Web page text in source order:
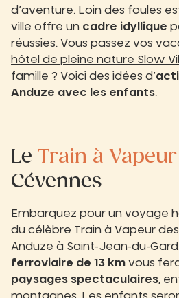
d’aventure. Loin des foules
ville offre un cadre idyllique
réussies. Vous passez vos
hôtel de pleine nature Slow
famille ? Voici des idées d’
Anduze avec les enfants.
Le Train à Vapeur
Cévennes
Embarquez pour un voyage
du célèbre Train à Vapeur
Anduze à Saint-Jean-du-
ferroviaire de 13 km vous
paysages spectaculaires ,